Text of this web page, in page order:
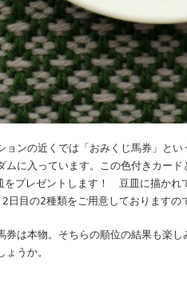
ョンの近くでは「おみくじ馬券」と
ムに入っています。この色付きカー
をプレゼントします！ 豆皿に描かれ
日目の2種類をご用意しております
券は本物。そちらの順位の結果も楽
うか。